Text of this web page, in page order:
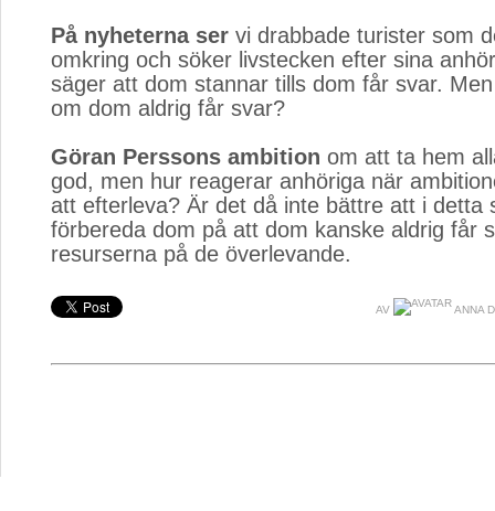
På nyheterna ser vi drabbade turister som
omkring och söker livstecken efter sina
säger att dom stannar tills dom får svar.
om dom aldrig får svar?
Göran Perssons ambition om att ta hem
god, men hur reagerar anhöriga när
att efterleva? Är det då inte bättre att i detta
förbereda dom på att dom kanske aldrig får
resurserna på de överlevande.
AV ANNA